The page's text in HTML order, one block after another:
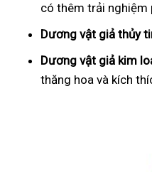
có thêm trải nghiệm
Dương vật giả thủy
Dương vật giả kim
thăng hoa và kích